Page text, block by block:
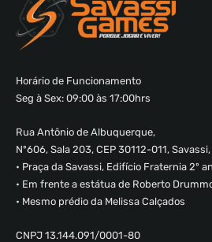
Horário de Funcionamento
Seg à Sex: 09:00 às 17:00hrs
Rua Antônio de Albuquerque,
Nº606, Sala 203, CEP 30112-011,
• Praça da Savassi, Edifício Fraternia 2º
• Em frente a estátua de Roberto
• Mesmo prédio da Melissa Calçados
CNPJ 13.144.091/0001-80